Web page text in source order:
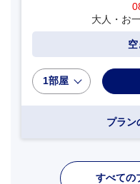
大人・お
空
1部屋
プラン
すべての